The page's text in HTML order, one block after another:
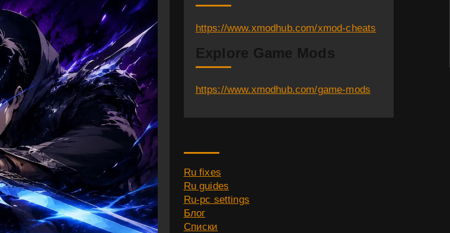
https://www.xmodhub.com/xmod-cheats
Explore Game Mods
https://www.xmodhub.com/game-mods
Ru fixes
Ru guides
Ru-pc settings
Блог
Списки